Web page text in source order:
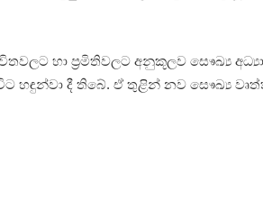
හා ප්‍රමිතිවලට අනුකූලව සෙෳඛ්‍ය
විට හඳුන්වා දී තිබේ. ඒ තුළින් නව